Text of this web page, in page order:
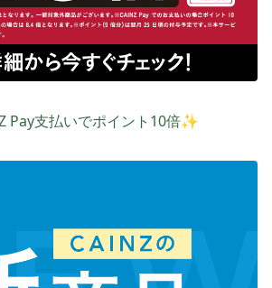
Pay支払いでポイント10倍✨